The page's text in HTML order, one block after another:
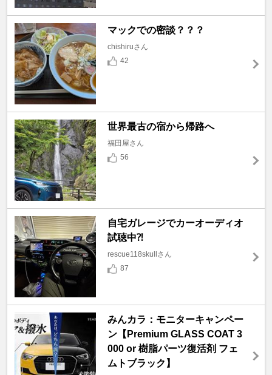
マックでの密談？？？
chishiruさん
42
世界最古の宿から帰路へ
福田屋さん
56
自宅ガレージでカーオーディオ
試聴中⁈
rescue118skullさん
87
みんカラ：モニターキャンペー
ン【Premium GLASS COAT 3
000 or 樹脂パーツ復活剤 フェ
ムトブラック】